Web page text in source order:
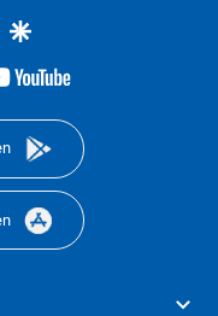
twittergoogle
youtube-